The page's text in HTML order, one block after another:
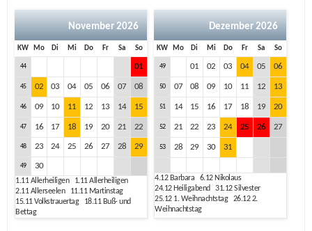
November 2026
KW Mo Di Mi Do Fr Sa So
44 01
45 02 03 04 05 06 07 08
46 09 10 11 12 13 14 15
47 16 17 18 19 20 21 22
48 23 24 25 26 27 28 29
49 30
1.11Allerheiligen 1.11Allerheiligen
2.11Allerseelen 11.11Martinstag
15.11Volkstrauertag 18.11Buß- und
Bettag
Dezember 2026
KW Mo Di Mi Do Fr Sa So
49 01 02 03 04 05 06
50 07 08 09 10 11 12 13
51 14 15 16 17 18 19 20
52 21 22 23 24 25 26 27
53 28 29 30 31
4.12Barbara 6.12Nikolaus
24.12Heiligabend 31.12Silvester
25.121. Weihnachtstag 26.122.
Weihnachtstag